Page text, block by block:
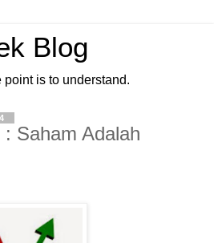
Blog
is to understand.
Saham Adalah